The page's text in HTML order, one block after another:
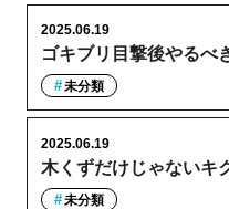
ゴキブリ目撃後やるべ
2025.06.19
未分類
木くずだけじゃないキ
2025.06.19
未分類